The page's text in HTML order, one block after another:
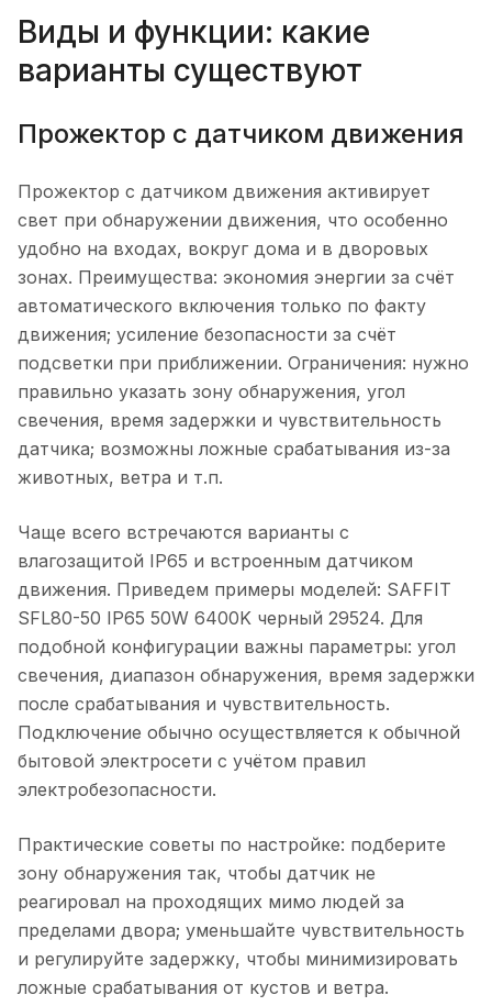
Виды и функции: какие
варианты существуют
Прожектор с датчиком движения
Прожектор с датчиком движения активирует
свет при обнаружении движения, что особенно
удобно на входах, вокруг дома и в дворовых
зонах. Преимущества: экономия энергии за счёт
автоматического включения только по факту
движения; усиление безопасности за счёт
подсветки при приближении. Ограничения: нужно
правильно указать зону обнаружения, угол
свечения, время задержки и чувствительность
датчика; возможны ложные срабатывания из-за
животных, ветра и т.п.
Чаще всего встречаются варианты с
влагозащитой IP65 и встроенным датчиком
движения. Приведем примеры моделей: SAFFIT
SFL80-50 IP65 50W 6400K черный 29524. Для
подобной конфигурации важны параметры: угол
свечения, диапазон обнаружения, время задержки
после срабатывания и чувствительность.
Подключение обычно осуществляется к обычной
бытовой электросети с учётом правил
электробезопасности.
Практические советы по настройке: подберите
зону обнаружения так, чтобы датчик не
реагировал на проходящих мимо людей за
пределами двора; уменьшайте чувствительность
и регулируйте задержку, чтобы минимизировать
ложные срабатывания от кустов и ветра.